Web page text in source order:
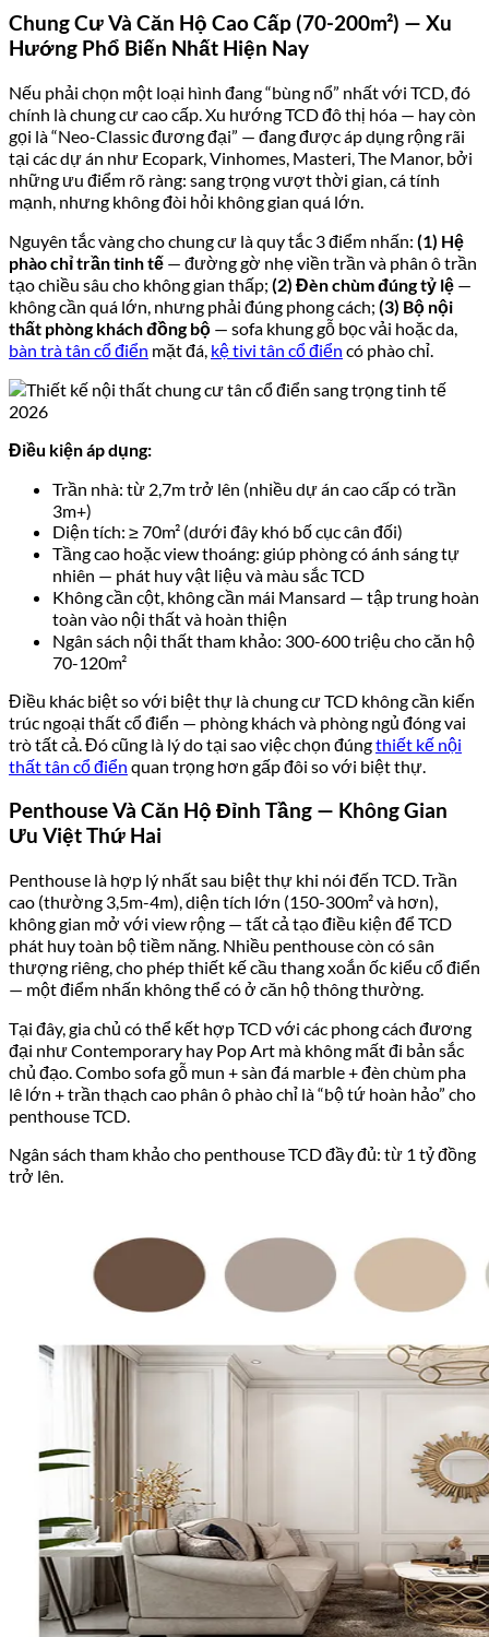
Chung Cư Và Căn Hộ Cao Cấp (70-200m²) — Xu
Hướng Phổ Biến Nhất Hiện Nay
Nếu phải chọn một loại hình đang “bùng nổ” nhất với TCD, đó
chính là chung cư cao cấp. Xu hướng TCD đô thị hóa — hay còn
gọi là “Neo-Classic đương đại” — đang được áp dụng rộng rãi
tại các dự án như Ecopark, Vinhomes, Masteri, The Manor, bởi
những ưu điểm rõ ràng: sang trọng vượt thời gian, cá tính
mạnh, nhưng không đòi hỏi không gian quá lớn.
Nguyên tắc vàng cho chung cư là quy tắc 3 điểm nhấn: (1) Hệ
phào chỉ trần tinh tế — đường gờ nhẹ viền trần và phân ô trần
tạo chiều sâu cho không gian thấp; (2) Đèn chùm đúng tỷ lệ —
không cần quá lớn, nhưng phải đúng phong cách; (3) Bộ nội
thất phòng khách đồng bộ — sofa khung gỗ bọc vải hoặc da,
bàn trà tân cổ điển mặt đá, kệ tivi tân cổ điển có phào chỉ.
Điều kiện áp dụng:
Trần nhà: từ 2,7m trở lên (nhiều dự án cao cấp có trần
3m+)
Diện tích: ≥ 70m² (dưới đây khó bố cục cân đối)
Tầng cao hoặc view thoáng: giúp phòng có ánh sáng tự
nhiên — phát huy vật liệu và màu sắc TCD
Không cần cột, không cần mái Mansard — tập trung hoàn
toàn vào nội thất và hoàn thiện
Ngân sách nội thất tham khảo: 300-600 triệu cho căn hộ
70-120m²
Điều khác biệt so với biệt thự là chung cư TCD không cần kiến
trúc ngoại thất cổ điển — phòng khách và phòng ngủ đóng vai
trò tất cả. Đó cũng là lý do tại sao việc chọn đúngthiết kế nội
thất tân cổ điển quan trọng hơn gấp đôi so với biệt thự.
Penthouse Và Căn Hộ Đỉnh Tầng — Không Gian
Ưu Việt Thứ Hai
Penthouse là hợp lý nhất sau biệt thự khi nói đến TCD. Trần
cao (thường 3,5m-4m), diện tích lớn (150-300m² và hơn),
không gian mở với view rộng — tất cả tạo điều kiện để TCD
phát huy toàn bộ tiềm năng. Nhiều penthouse còn có sân
thượng riêng, cho phép thiết kế cầu thang xoắn ốc kiểu cổ điển
— một điểm nhấn không thể có ở căn hộ thông thường.
Tại đây, gia chủ có thể kết hợp TCD với các phong cách đương
đại như Contemporary hay Pop Art mà không mất đi bản sắc
chủ đạo. Combo sofa gỗ mun + sàn đá marble + đèn chùm pha
lê lớn + trần thạch cao phân ô phào chỉ là “bộ tứ hoàn hảo” cho
penthouse TCD.
Ngân sách tham khảo cho penthouse TCD đầy đủ: từ 1 tỷ đồng
trở lên.